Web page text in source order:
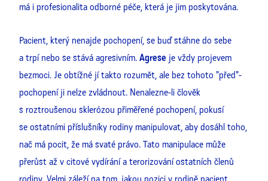
má i profesionalita odborné péče, která je jim poskytována.
Pacient, který nenajde pochopení, se buď stáhne do sebe
a trpí nebo se stává agresivním. Agrese je vždy projevem
bezmoci. Je obtížné jí takto rozumět, ale bez tohoto "před"-
pochopení ji nelze zvládnout. Nenalezne-li člověk
s roztroušenou sklerózou přiměřené pochopení, pokusí
se ostatními příslušníky rodiny manipulovat, aby dosáhl toho,
nač má pocit, že má svaté právo. Tato manipulace může
přerůst až v citové vydírání a terorizování ostatních členů